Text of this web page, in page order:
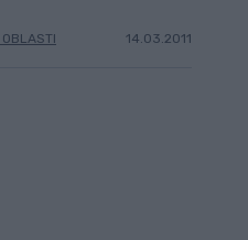
14.03.2011